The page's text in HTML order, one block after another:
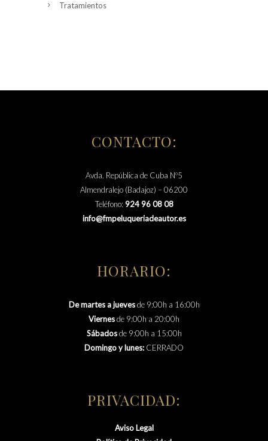
Tratamientos
CONTACTO:
Avda. República de Cuba Nº5
Almendralejo (Badajoz) – 06200
Teléfono: 924 96 08 08
info@fmpeluqueriadeautor.es
HORARIO:
De martes a juevesde 9:00h a 16:00h
Viernesde 9:00h a 20:00h
Sábadosde 9:00h a 15:00h
Domingo y lunes: CERRADO
PRIVACIDAD:
Aviso Legal